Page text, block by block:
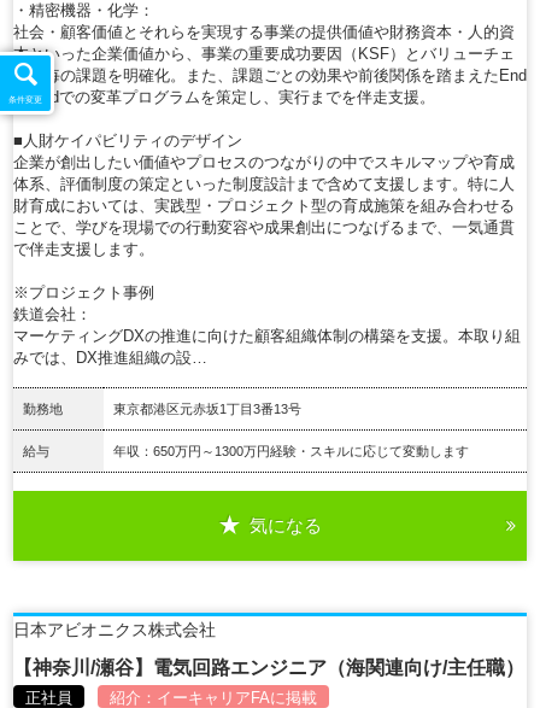
・精密機器・化学：
社会・顧客価値とそれらを実現する事業の提供価値や財務資本・人的資
本といった企業価値から、事業の重要成功要因（KSF）とバリューチェ
ーン毎の課題を明確化。また、課題ごとの効果や前後関係を踏まえたEnd
to Endでの変革プログラムを策定し、実行までを伴走支援。
■人財ケイパビリティのデザイン
企業が創出したい価値やプロセスのつながりの中でスキルマップや育成
体系、評価制度の策定といった制度設計まで含めて支援します。特に人
財育成においては、実践型・プロジェクト型の育成施策を組み合わせる
ことで、学びを現場での行動変容や成果創出につなげるまで、一気通貫
で伴走支援します。
※プロジェクト事例
鉄道会社：
マーケティングDXの推進に向けた顧客組織体制の構築を支援。本取り組
みでは、DX推進組織の設…
勤務地 東京都港区元赤坂1丁目3番13号
給与 年収：650万円～1300万円経験・スキルに応じて変動します
気になる
日本アビオニクス株式会社
【神奈川/瀬谷】電気回路エンジニア（海関連向け/主任職）
正社員 紹介： イーキャリアFAに掲載
条件変更